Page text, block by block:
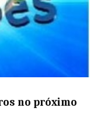
no próximo